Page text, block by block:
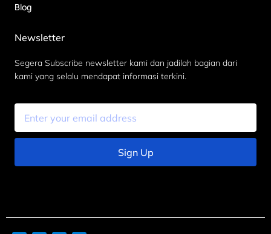
Blog
Newsletter
Segera Subscribe newsletter kami dan jadilah bagian dari
kami yang selalu mendapat informasi terkini.
Sign Up